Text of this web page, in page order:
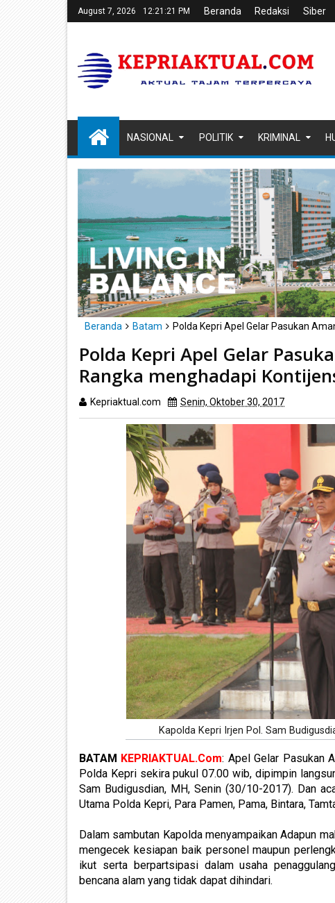
August 7, 2026 12:21:22 PM Beranda Redaksi Siber
NASIONAL POLITIK KRIMINAL
Beranda Batam Polda Kepri Apel Gelar Pasukan
Polda Kepri Apel Gelar
Rangka menghadapi
Kepriaktual.com Senin, Oktober 30, 2017
Kapolda Kepri Irjen Pol. Sam
BATAM KEPRIAKTUAL.Com: Apel Gelar Pasukan
Polda Kepri sekira pukul 07.00 wib, dipimpin
Sam Budigusdian, MH, Senin (30/10-2017). Dan
Utama Polda Kepri, Para Pamen, Pama, Bintara,
Dalam sambutan Kapolda menyampaikan Adapun
mengecek kesiapan baik personel maupun
ikut serta berpartsipasi dalam usaha
bencana alam yang tidak dapat dihindari.